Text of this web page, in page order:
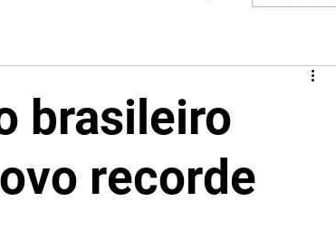
brasileiro
recorde